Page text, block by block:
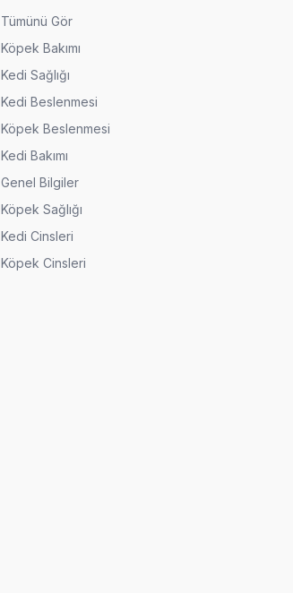
Tümünü Gör
Köpek Bakımı
Kedi Sağlığı
Kedi Beslenmesi
Köpek Beslenmesi
Kedi Bakımı
Genel Bilgiler
Köpek Sağlığı
Kedi Cinsleri
Köpek Cinsleri